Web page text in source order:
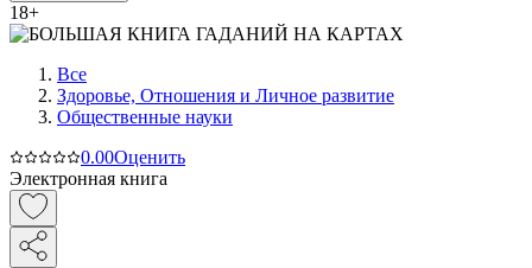
18+
Все
Здоровье, Отношения и Личное развитие
Общественные науки
0.00Оценить
Электронная книга